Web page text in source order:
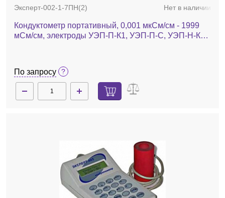
Эксперт-002-1-7ПН(2) Нет в наличии
Кондуктометр портативный, 0,001 мкСм/см - 1999
мСм/см, электроды УЭП-П-К1, УЭП-П-С, УЭП-Н-К2,
По запросу